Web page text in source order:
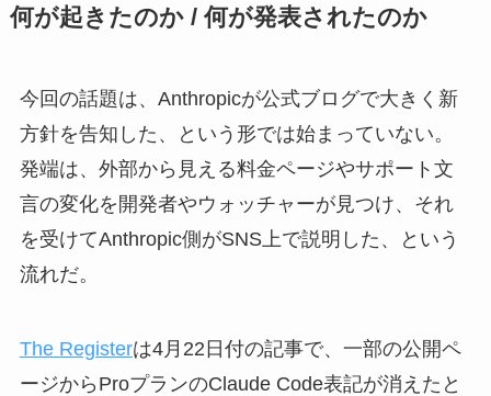
何が起きたのか / 何が発表されたのか
今回の話題は、Anthropicが公式ブログで大きく新
方針を告知した、という形では始まっていない。
発端は、外部から見える料金ページやサポート文
言の変化を開発者やウォッチャーが見つけ、それ
を受けてAnthropic側がSNS上で説明した、という
流れだ。
The Registerは4月22日付の記事で、一部の公開ペ
ージからProプランのClaude Code表記が消えたと